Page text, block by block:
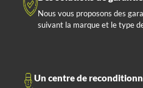
Nous vous proposons des
suivant la marque et le type
Un centre de